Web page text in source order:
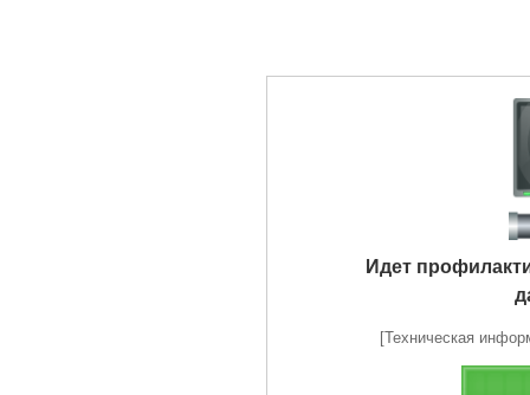
Идет
[Техническая